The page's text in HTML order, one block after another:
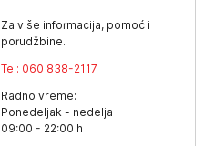
Za više informacija, pomoć i
porudžbine.
Tel: 060 838-2117
Radno vreme:
Ponedeljak - nedelja
09:00 - 22:00 h